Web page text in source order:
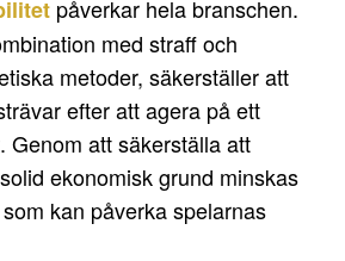
påverkar hela branschen.
med straff och
metoder, säkerställer att
efter att agera på ett
Genom att säkerställa att
ekonomisk grund minskas
kan påverka spelarnas